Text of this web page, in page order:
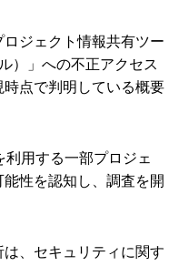
ジェクト情報共有ツー
）」への不正アクセス
点で判明している概要
用する一部プロジェ
性を認知し、調査を開
、セキュリティに関す